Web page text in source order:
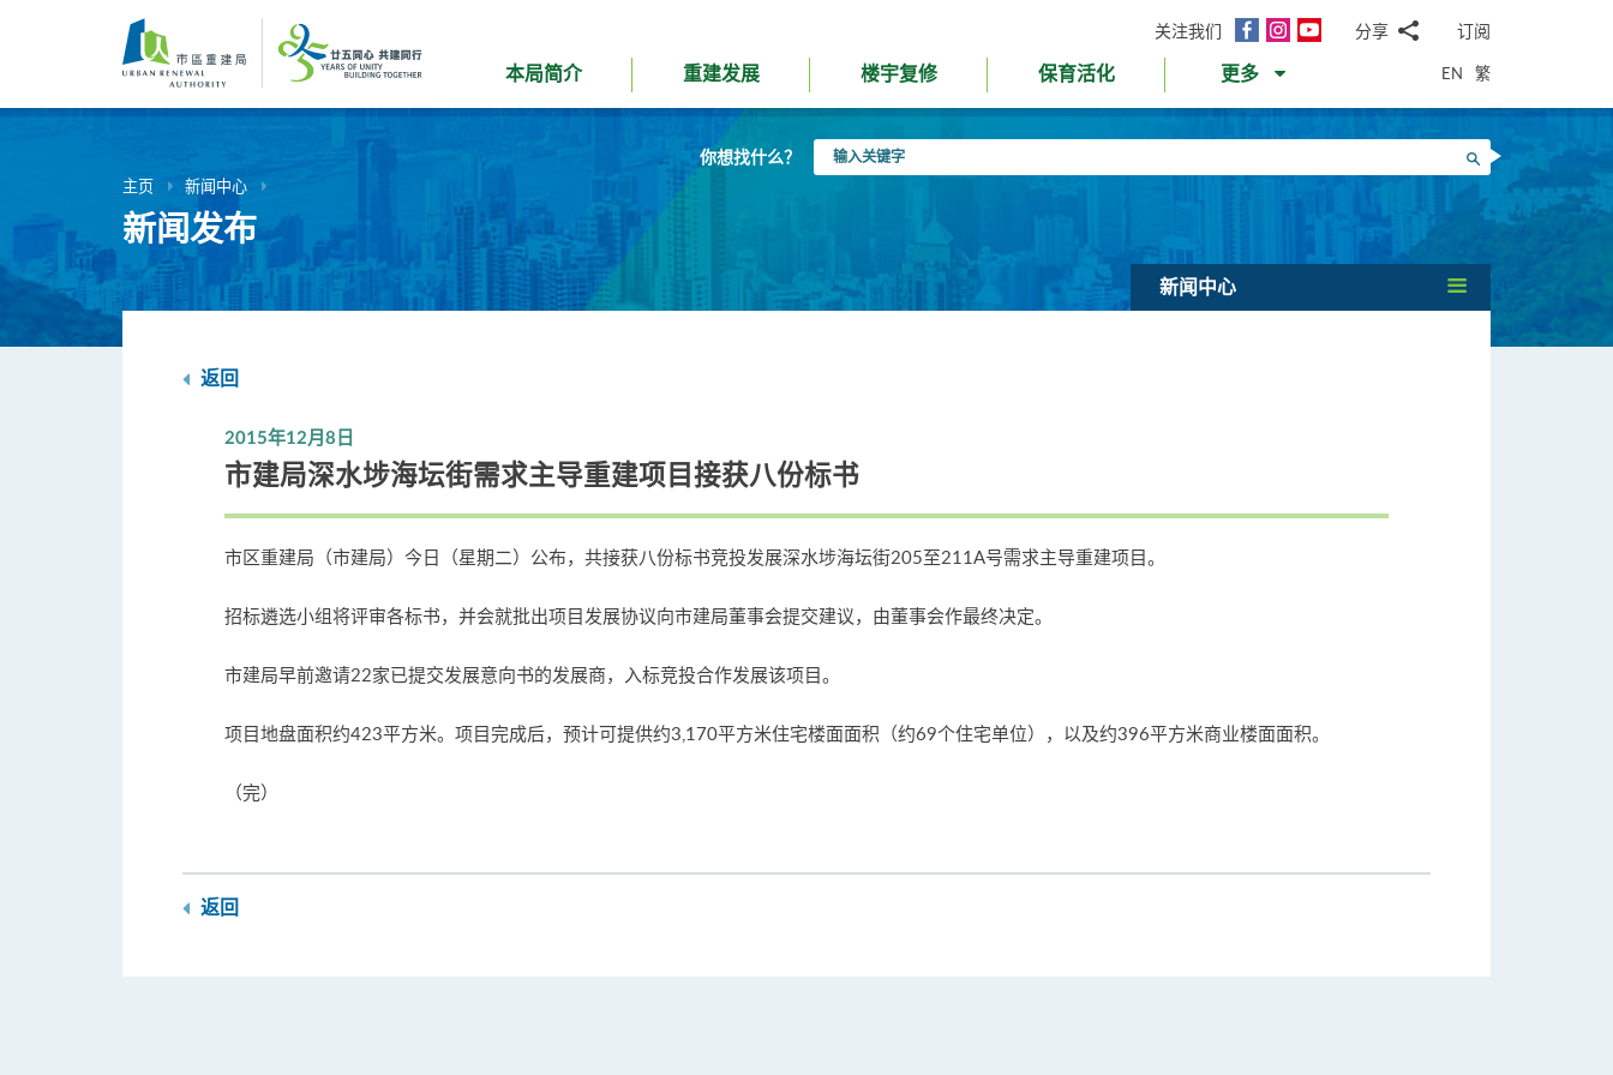
内
关注我们
面
InstagramYouTube分享
邮WhatsApp
微
信
面
书Twitter
LinkedIn
微
订阅
本局简介 重建发展 楼宇复修 保育活化 更多 EN 繁
你想找什么？
入
搜寻
主页 新闻中心
新闻发布
新闻中心
返回
2015年12月8日
市建局深水埗海坛街需求主导重建项目接获八份标书
市区重建局（市建局）今日（星期二）公布，共接获八份标书竞投发展深水埗海坛街205至211A号需求主导重建项目。
招标遴选小组将评审各标书，并会就批出项目发展协议向市建局董事会提交建议，由董事会作最终决定。
市建局早前邀请22家已提交发展意向书的发展商，入标竞投合作发展该项目。
项目地盘面积约423平方米。项目完成后，预计可提供约3,170平方米住宅楼面面积（约69个住宅单位），以及约396平方米商业楼面面积。
（完）
返回